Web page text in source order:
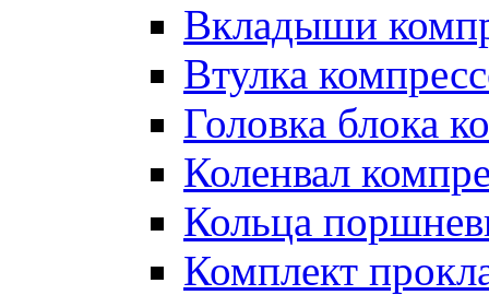
Вкладыши
Втулка
Головка блока
Коленвал
Кольца
Комплект